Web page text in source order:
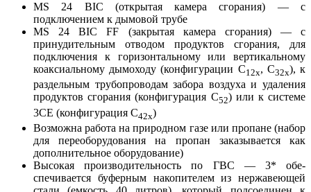
MS 24 BIC (открытая камера сгорания) — с
подключением к дымовой трубе
MS 24 BIC FF (закрытая камера сгорания) — с
принудительным отводом продуктов сгора­ния, для
подключения к горизонтальному или вертикальному
коаксиальному дымоходу (кон­фигурации С12х, С32х), к
раздельным трубопро­водам забора воздуха и удаления
продуктов сгорания (конфигурация С52) или к системе
3СЕ (конфигурация С42х)
Возможна работа на природном газе или пропа­не (набор
для переоборудования на пропан за­казывается как
дополнительное оборудование)
Высокая производительность по ГВС — 3* обе­
спечивается буферным накопителем из нержа­веющей